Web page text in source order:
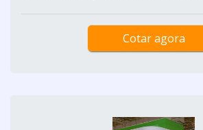
Cotar agora